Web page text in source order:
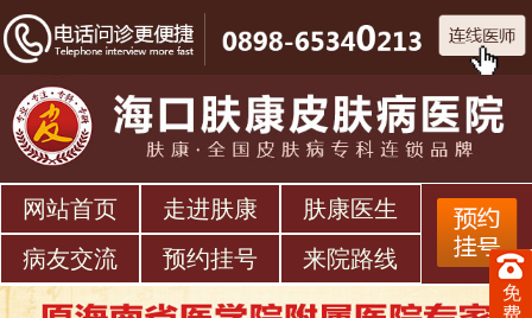
网站首页 走进肤康
肤康医生
病友交流
预约挂号 来院路线
免
费